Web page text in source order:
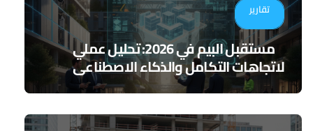
تقارير
مستقبل البيم في 2026: تحليل عملي
لاتجاهات التكامل والذكاء الاصطناعي